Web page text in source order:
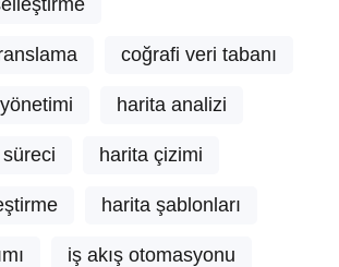
coğrafi veri tabanı
harita analizi
harita çizimi
harita şablonları
iş akış otomasyonu